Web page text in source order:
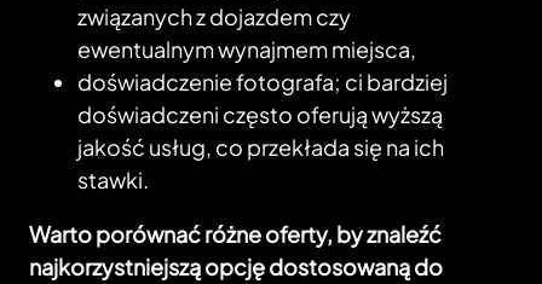
związanych z dojazdem czy
ewentualnym wynajmem miejsca,
doświadczenie fotografa; ci bardziej
doświadczeni często oferują wyższą
jakość usług, co przekłada się na ich
stawki.
Warto porównać różne oferty, by znaleźć
najkorzystniejszą opcję dostosowaną do